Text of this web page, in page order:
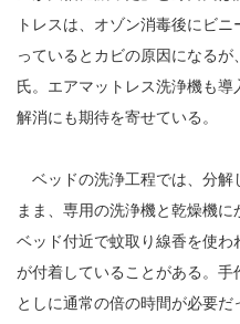
トレスは、オゾン消毒後にビ
っているとカビの原因になる
氏。エアマットレス洗浄機も
解消にも期待を寄せている。
ベッドの洗浄工程では、分解
まま、専用の洗浄機と乾燥機
ベッド付近で蚊取り線香を使
が付着していることがある。
としに通常の倍の時間が必要